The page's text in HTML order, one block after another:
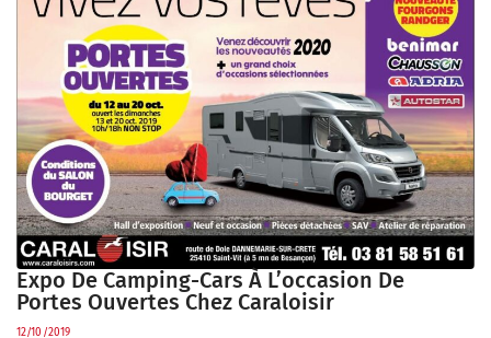
Expo De Camping-Cars À L’occasion De
Portes Ouvertes Chez Caraloisir
12/10/2019